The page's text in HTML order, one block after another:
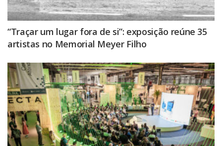
“Traçar um lugar fora de si”: exposição reúne 35
artistas no Memorial Meyer Filho